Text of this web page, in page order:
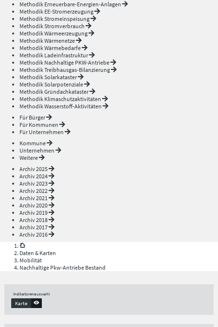
Methodik Erneuerbare-Energien-Anlagen
Methodik EE-Stromerzeugung
Methodik Stromeinspeisung
Methodik Stromverbrauch
Methodik Wärmeerzeugung
Methodik Wärmenetze
Methodik Wärmebedarfe
Methodik Ladeinfrastruktur
Methodik Nachhaltige PKW-Antriebe
Methodik Treibhausgas-Bilanzierung
Methodik Solarkataster
Methodik Solarpotenziale
Methodik Gründachkataster
Methodik Klimaschutzaktivitäten
Methodik Wasserstoff-Aktivitäten
Für Bürger
Für Kommunen
Für Unternehmen
Kommune
Unternehmen
Weitere
Archiv 2025
Archiv 2024
Archiv 2023
Archiv 2022
Archiv 2021
Archiv 2020
Archiv 2019
Archiv 2018
Archiv 2017
Archiv 2016
Daten & Karten
Mobilität
Nachhaltige Pkw-Antriebe Bestand
Indikatorenauswahl
Karte